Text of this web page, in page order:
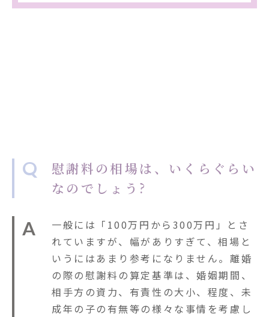
Q
慰謝料の相場は、いくらぐらい
なのでしょう?
A
一般には「100万円から300万円」とさ
れていますが、幅がありすぎて、相場と
いうにはあまり参考になりません。離婚
の際の慰謝料の算定基準は、婚姻期間、
相手方の資力、有責性の大小、程度、未
成年の子の有無等の様々な事情を考慮し